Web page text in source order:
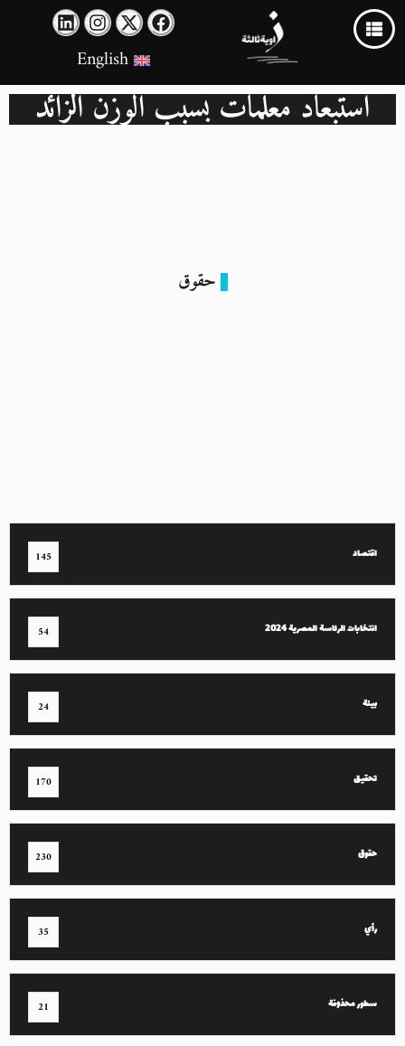
English
استبعاد معلمات بسبب الوزن الزائد
حقوق
اقتصاد 145
انتخابات الرئاسة المصرية 2024 54
بيئة 24
تحقيق 170
حقوق 230
رأي 35
سطور محذوفة 21